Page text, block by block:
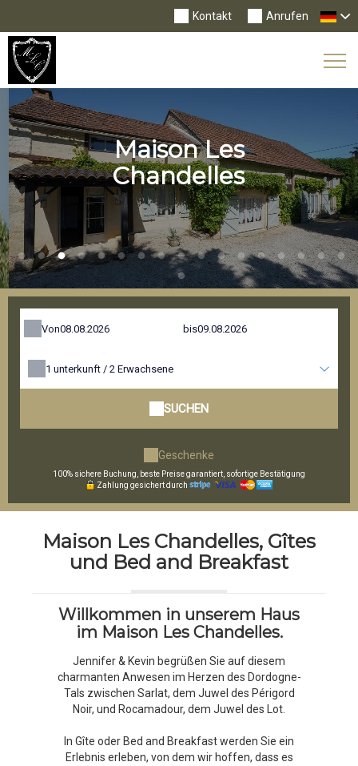
Anrufen
Kontakt
Maison Les
Chandelles
Von bis
1 unterkunft / 2 Erwachsene
SUCHEN
Geschenke
100% sichere Buchung, beste Preise garantiert, sofortige Bestätigung
Zahlung gesichert durch
Maison Les Chandelles, Gîtes
und Bed and Breakfast
Willkommen in unserem Haus
im Maison Les Chandelles.
Jennifer & Kevin begrüßen Sie auf diesem
charmanten Anwesen im Herzen des Dordogne-
Tals zwischen Sarlat, dem Juwel des Périgord
Noir, und Rocamadour, dem Juwel des Lot.
In Gîte oder Bed and Breakfast werden Sie ein
Erlebnis erleben, von dem wir hoffen, dass es